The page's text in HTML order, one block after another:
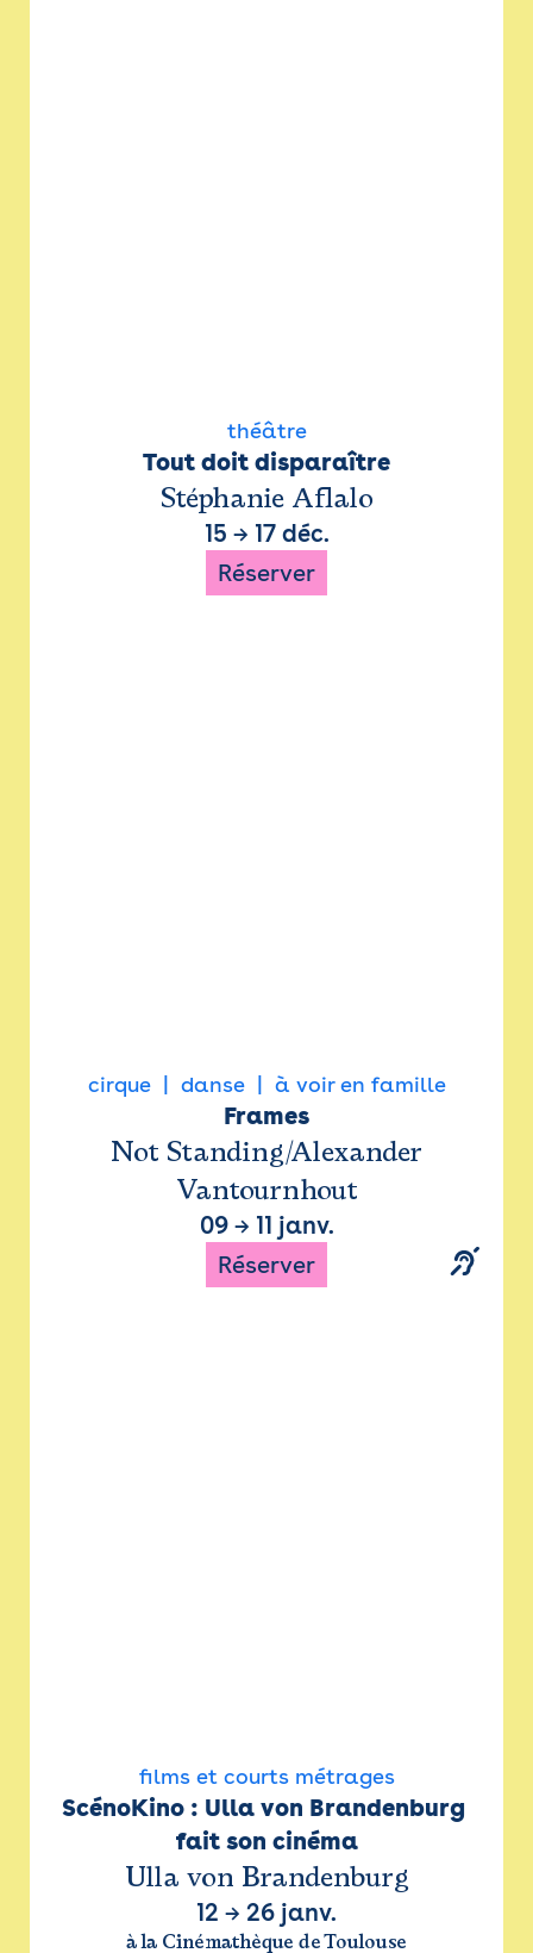
théâtre
Tout doit disparaître
Stéphanie Aflalo
15 → 17 déc.
Réserver
cirque danse à voir en famille
Frames
Not Standing/Alexander
Vantournhout
09→ 11 janv.
Réserver
films et courts métrages
ScénoKino : Ulla von Brandenburg
fait son cinéma
Ulla von Brandenburg
12 → 26 janv.
à la Cinémathèque de Toulouse